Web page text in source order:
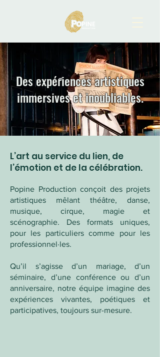
Des expériences artistiques
immersives et inoubliables.
L’art au service du lien, de
l’émotion et de la célébration.
Popine Production conçoit des projets
artistiques mêlant théâtre, danse,
musique, cirque, magie et
scénographie. Des formats uniques,
pour les particuliers comme pour les
professionnel·les.
Qu’il s’agisse d’un mariage, d’un
séminaire, d’une conférence ou d’un
anniversaire, notre équipe imagine des
expériences vivantes, poétiques et
participatives, toujours sur-mesure.